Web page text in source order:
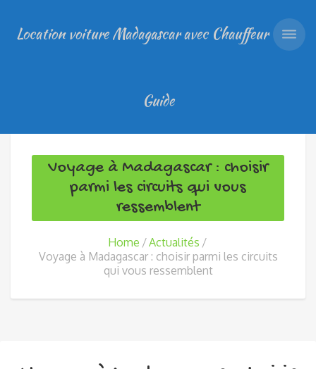
Location voiture Madagascar avec Chauffeur
Guide
Voyage à Madagascar : choisir
parmi les circuits qui vous
ressemblent
Home
Actualités
Voyage à Madagascar : choisir parmi les circuits
qui vous ressemblent